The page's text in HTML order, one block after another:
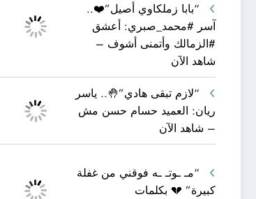
“بابا زملكاوي أصيل”❤️..
آسر #محمد_صبري: أعشق
#الزمالك وأتمنى أشوف –
شاهد الآن
“لازم تبقى هادي”🤚.. ياسر
ريان: العميد حسام حسن مش
– شاهد الآن
“مـ ـوتـ ـه فوقني من غفلة
كبيرة” 💔 بكلمات